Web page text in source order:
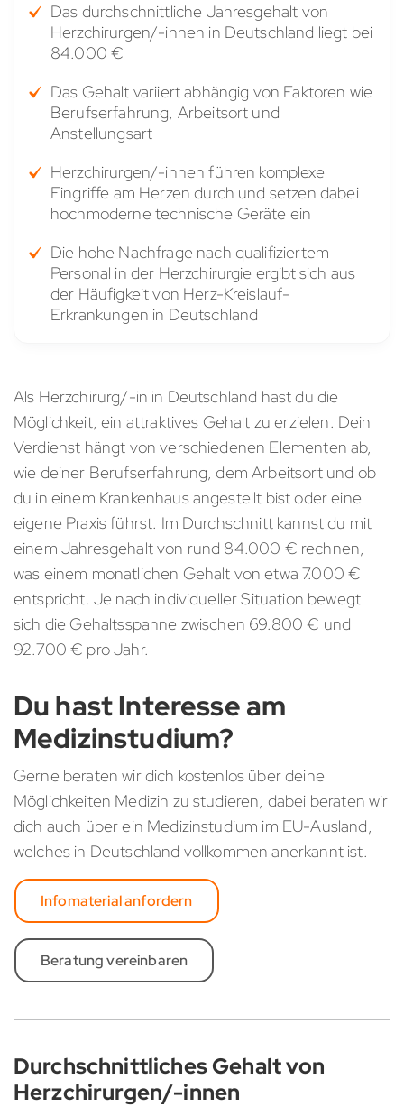
Das durchschnittliche Jahresgehalt von
Herzchirurgen/-innen in Deutschland liegt bei
84.000 €
Das Gehalt variiert abhängig von Faktoren wie
Berufserfahrung, Arbeitsort und
Anstellungsart
Herzchirurgen/-innen führen komplexe
Eingriffe am Herzen durch und setzen dabei
hochmoderne technische Geräte ein
Die hohe Nachfrage nach qualifiziertem
Personal in der Herzchirurgie ergibt sich aus
der Häufigkeit von Herz-Kreislauf-
Erkrankungen in Deutschland
Als Herzchirurg/-in in Deutschland hast du die
Möglichkeit, ein attraktives Gehalt zu erzielen. Dein
Verdienst hängt von verschiedenen Elementen ab,
wie deiner Berufserfahrung, dem Arbeitsort und ob
du in einem Krankenhaus angestellt bist oder eine
eigene Praxis führst. Im Durchschnitt kannst du mit
einem Jahresgehalt von rund 84.000 € rechnen,
was einem monatlichen Gehalt von etwa 7.000 €
entspricht. Je nach individueller Situation bewegt
sich die Gehaltsspanne zwischen 69.800 € und
92.700 € pro Jahr.
Du hast Interesse am
Medizinstudium?
Gerne beraten wir dich kostenlos über deine
Möglichkeiten Medizin zu studieren, dabei beraten wir
dich auch über ein Medizinstudium im EU-Ausland,
welches in Deutschland vollkommen anerkannt ist.
Infomaterial anfordern
Beratung vereinbaren
Durchschnittliches Gehalt von
Herzchirurgen/-innen